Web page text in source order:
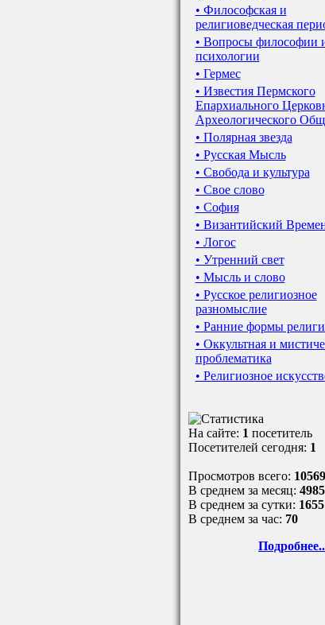
• Философская и
религиоведческая
• Вопросы философии
психологии
• Гермес
• Известия Пермского
Епархиального
Археологического
• Полярная звезда
• Русская Мысль
• Свобода и культура
• Свое слово
• София
• Византийский
• Логос
• Утренний свет
• Мысль и слово
• Русское религиозное
разномыслие
• Ранние формы
• Оккультная и
проблематика
• Религиозное
На сайте: 1 посетитель
Посетителей сегодня: 1
Просмотров всего:
В среднем за месяц:
В среднем за сутки: 1655
В среднем за час: 70